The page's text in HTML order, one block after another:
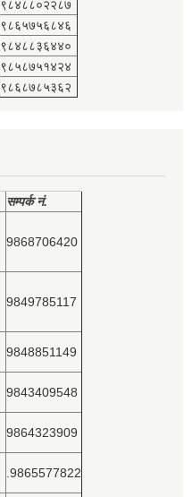
९८४८८०२२८७
९८६५७५६८४६
९८४८८३६४४०
९८५८७५१४२४
९८६८७८५३६२
सम्‍पर्क नं.
9868706420
9849785117
9848851149
9843409548
9864323909
.9865577822